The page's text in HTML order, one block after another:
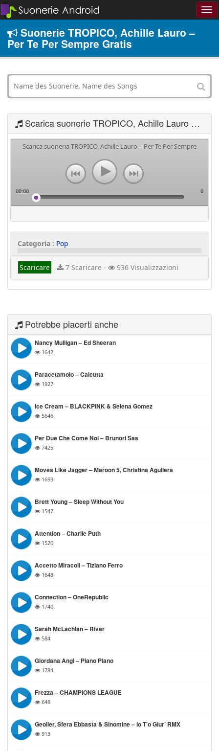
Suonerie TROPICO, Achille Lauro –
Per Te Per Sempre Gratis
Scarica suonerie TROPICO, Achille Lauro – Per Te Per Sempre
Scarica suoneria TROPICO, Achille Lauro – Per Te Per Sempre
00:00 0
Categoria : Pop
Scaricare 7 Scaricare - 936 Visualizzazioni
Potrebbe piacerti anche
Nancy Mulligan – Ed Sheeran
1642
Paracetamolo – Calcutta
1927
Ice Cream – BLACKPINK & Selena Gomez
5646
Per Due Che Come Noi – Brunori Sas
7425
Moves Like Jagger – Maroon 5, Christina Aguilera
1693
Brett Young – Sleep Without You
1547
Attention – Charlie Puth
1520
Accetto Miracoli – Tiziano Ferro
1648
Connection – OneRepublic
1740
Sarah McLachlan – River
584
Giordana Angi – Piano Piano
1784
Frezza – CHAMPIONS LEAGUE
648
Geolier, Sfera Ebbasta & Sinomine – Io T’o Giur’ RMX
913